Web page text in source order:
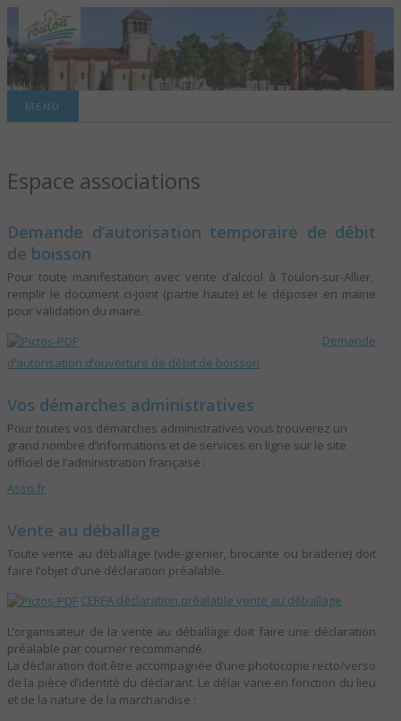
TOULON-SUR-
ALLIER – SITE
OFFICIEL DE LA
COMMUNE
MENU
Espace associations
Demande d’autorisation temporaire de débit
de boisson
Pour toute manifestation avec vente d’alcool à Toulon-sur-Allier,
remplir le document ci-joint (partie haute) et le déposer en mairie
pour validation du maire.
Demande
d’autorisation d’ouverture de débit de boisson
Vos démarches administratives
Pour toutes vos démarches administratives vous trouverez un
grand nombre d’informations et de services en ligne sur le site
officiel de l’administration française :
Asso.fr
Vente au déballage
Toute vente au déballage (vide-grenier, brocante ou braderie) doit
faire l’objet d’une déclaration préalable.
CERFA déclaration préalable vente au déballage
L’organisateur de la vente au déballage doit faire une déclaration
préalable par courrier recommandé.
La déclaration doit être accompagnée d’une photocopie recto/verso
de la pièce d’identité du déclarant. Le délai varie en fonction du lieu
et de la nature de la marchandise :